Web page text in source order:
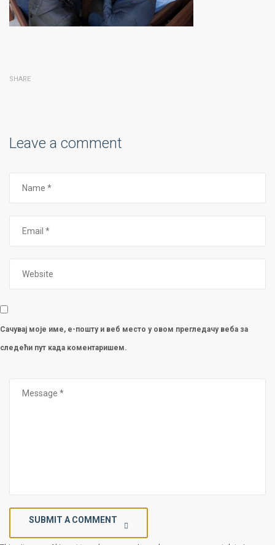
SHARE
Leave a comment
Сачувај моје име, е-пошту и веб место у овом прегледачу веба за
следећи пут када коментаришем.
SUBMIT A COMMENT